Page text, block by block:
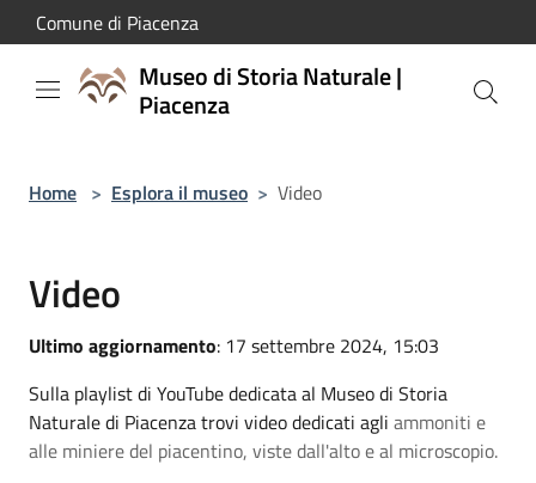
Salta al contenuto principale
Comune di Piacenza
Museo di Storia Naturale |
Piacenza
Home > Esplora il museo > Video
Video
Ultimo aggiornamento: 17 settembre 2024, 15:03
Sulla playlist di YouTube dedicata al Museo di Storia
Naturale di Piacenza trovi video dedicati agli ammoniti e
alle miniere del piacentino, viste dall'alto e al microscopio.